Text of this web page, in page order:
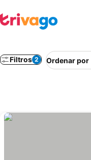
Filtros 2 Ordenar por